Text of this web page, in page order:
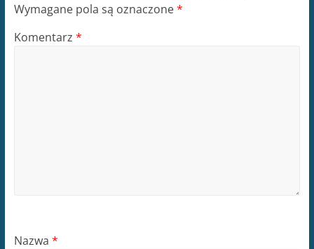
Wymagane pola są oznaczone*
Komentarz *
Nazwa *